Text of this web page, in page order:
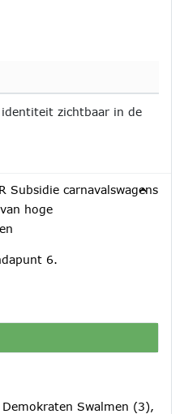
zichtbaar in de
Subsidie carnavalswagens
hoge
6.
Swalmen (3),